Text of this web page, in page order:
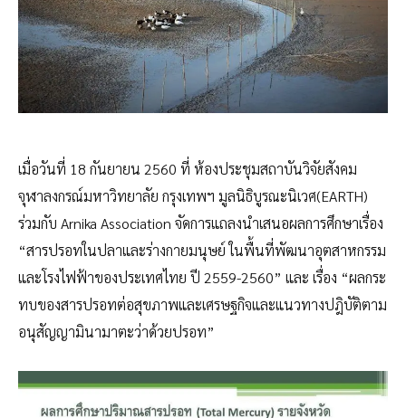
เมื่อวันที่ 18 กันยายน 2560 ที่ ห้องประชุมสถาบันวิจัยสังคม
จุฬาลงกรณ์มหาวิทยาลัย กรุงเทพฯ มูลนิธิบูรณะนิเวศ(EARTH)
ร่วมกับ Arnika Association จัดการแถลงนำเสนอผลการศึกษาเรื่อง
“สารปรอทในปลาและร่างกายมนุษย์ ในพื้นที่พัฒนาอุตสาหกรรม
และโรงไฟฟ้าของประเทศไทย ปี 2559-2560” และ เรื่อง “ผลกระ
ทบของสารปรอทต่อสุขภาพและเศรษฐกิจและแนวทางปฎิบัติตาม
อนุสัญญามินามาตะว่าด้วยปรอท”